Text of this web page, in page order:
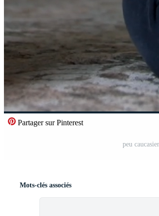
Partager sur Pinterest
peu
Mots-clés associés